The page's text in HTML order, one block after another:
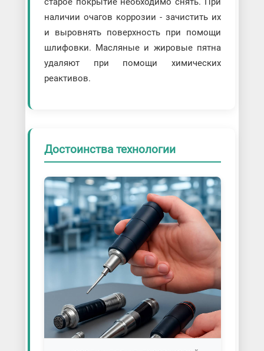
наличии очагов коррозии - зачистить их
и выровнять поверхность при помощи
шлифовки. Масляные и жировые пятна
удаляют при помощи химических
реактивов.
Достоинства технологии